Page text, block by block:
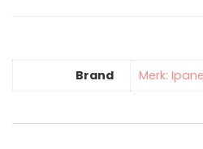
Brand Merk: